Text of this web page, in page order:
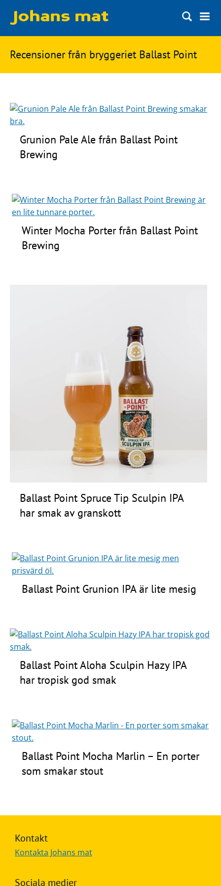
Matbloggen
Innertemperaturer
Ingredienser
Ölbloggen
Ölsnack
Topplistan
Ölstilar
Kontakt
Frågor
Sök
på
mat
Recensioner från bryggeriet Ballast Point
Grunion Pale Ale från Ballast Point
Brewing
Winter Mocha Porter från Ballast Point
Brewing
Ballast Point Spruce Tip Sculpin IPA
har smak av granskott
Ballast Point Grunion IPA är lite mesig
Ballast Point Aloha Sculpin Hazy IPA
har tropisk god smak
Ballast Point Mocha Marlin – En porter
som smakar stout
Kontakt
Kontakta Johans mat
Sociala medier